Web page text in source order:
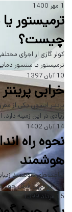
1 مهر 1400
ترمیستور
چیست؟
کولر گازی از اجزای
ترمیستور یا سنسور
10 آبان 1397
خرابی
پرینتر اپسون یکی از
زیادی در این زمینه دارد.
14 آبان 1402
نحوه راه
هوشمند
ساعت‌های هوشمند
ابتدایی‌ترین شکل خود
15 مرداد 1399